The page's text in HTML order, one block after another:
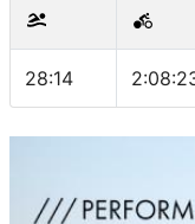
28:14